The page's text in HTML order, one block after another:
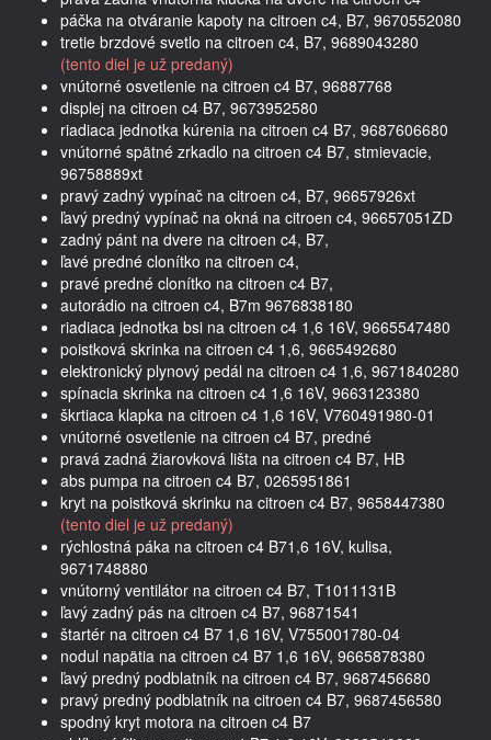
páčka na otváranie kapoty na citroen c4, B7, 9670552080
tretie brzdové svetlo na citroen c4, B7, 9689043280
(tento diel je už predaný)
vnútorné osvetlenie na citroen c4 B7, 96887768
displej na citroen c4 B7, 9673952580
riadiaca jednotka kúrenia na citroen c4 B7, 9687606680
vnútorné spätné zrkadlo na citroen c4 B7, stmievacie,
96758889xt
pravý zadný vypínač na citroen c4, B7, 96657926xt
ľavý predný vypínač na okná na citroen c4, 96657051ZD
zadný pánt na dvere na citroen c4, B7,
ľavé predné clonítko na citroen c4,
pravé predné clonítko na citroen c4 B7,
autorádio na citroen c4, B7m 9676838180
riadiaca jednotka bsi na citroen c4 1,6 16V, 9665547480
poistková skrinka na citroen c4 1,6, 9665492680
elektronický plynový pedál na citroen c4 1,6, 9671840280
spínacia skrinka na citroen c4 1,6 16V, 9663123380
škrtiaca klapka na citroen c4 1,6 16V, V760491980-01
vnútorné osvetlenie na citroen c4 B7, predné
pravá zadná žiarovková lišta na citroen c4 B7, HB
abs pumpa na citroen c4 B7, 0265951861
kryt na poistková skrinku na citroen c4 B7, 9658447380
(tento diel je už predaný)
rýchlostná páka na citroen c4 B71,6 16V, kulisa,
9671748880
vnútorný ventilátor na citroen c4 B7, T1011131B
ľavý zadný pás na citroen c4 B7, 96871541
štartér na citroen c4 B7 1,6 16V, V755001780-04
nodul napätia na citroen c4 B7 1,6 16V, 9665878380
ľavý predný podblatník na citroen c4 B7, 9687456680
pravý predný podblatník na citroen c4 B7, 9687456580
spodný kryt motora na citroen c4 B7